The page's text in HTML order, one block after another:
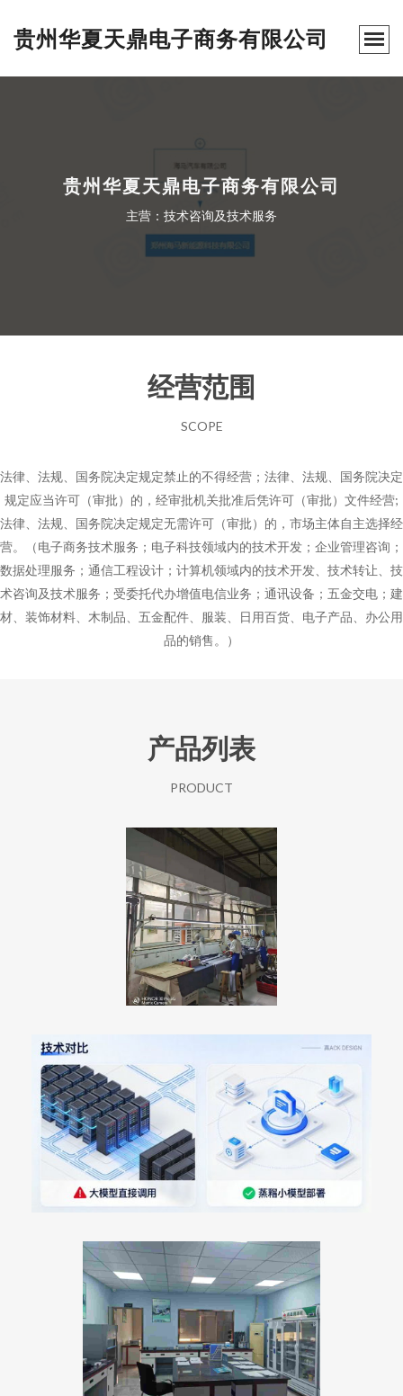
贵州华夏天鼎电子商务有限公司
贵州华夏天鼎电子商务有限公司
主营：技术咨询及技术服务
经营范围
SCOPE
法律、法规、国务院决定规定禁止的不得经营；法律、法规、国务院决定
规定应当许可（审批）的，经审批机关批准后凭许可（审批）文件经营;
法律、法规、国务院决定规定无需许可（审批）的，市场主体自主选择经
营。（电子商务技术服务；电子科技领域内的技术开发；企业管理咨询；
数据处理服务；通信工程设计；计算机领域内的技术开发、技术转让、技
术咨询及技术服务；受委托代办增值电信业务；通讯设备；五金交电；建
材、装饰材料、木制品、五金配件、服装、日用百货、电子产品、办公用
品的销售。）
产品列表
PRODUCT